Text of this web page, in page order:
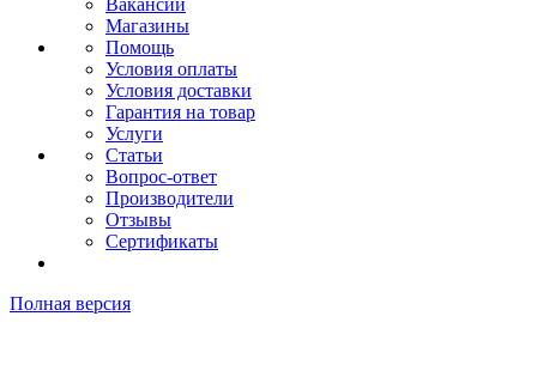
Вакансии
Магазины
Помощь
Условия оплаты
Условия доставки
Гарантия на товар
Услуги
Статьи
Вопрос-ответ
Производители
Отзывы
Сертификаты
Полная версия